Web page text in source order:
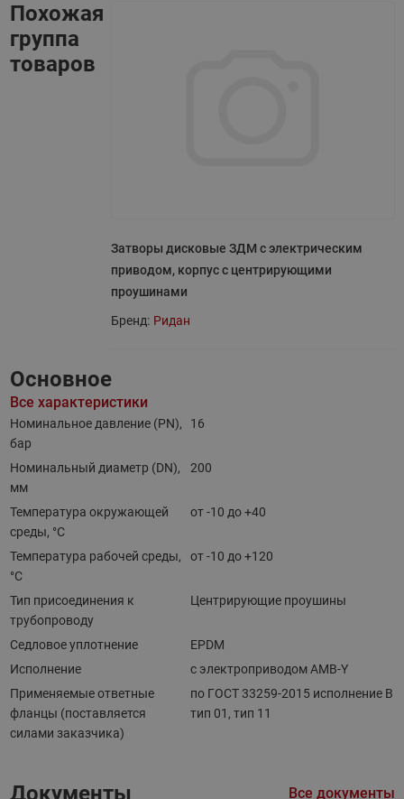
Похожая
группа
товаров
Затворы дисковые ЗДМ с электрическим
приводом, корпус с центрирующими
проушинами
Бренд: Ридан
Основное
Все характеристики
Номинальное давление (PN),
бар
16
Номинальный диаметр (DN),
мм
200
Температура окружающей
среды, °С
от -10 до +40
Температура рабочей среды,
°С
от -10 до +120
Тип присоединения к
трубопроводу
Центрирующие проушины
Седловое уплотнение
EPDM
Исполнение
с электроприводом AMB-Y
Применяемые ответные
фланцы (поставляется
силами заказчика)
по ГОСТ 33259-2015 исполнение В
тип 01, тип 11
Документы Все документы